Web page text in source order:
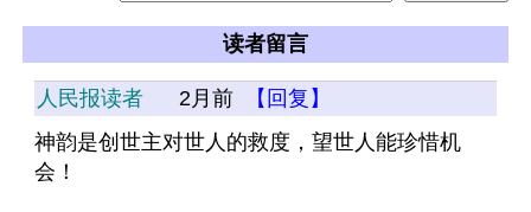
读者留言
人民报读者 2月前
【回复】
神韵是创世主对世人的救度，望世人能珍惜机
会！